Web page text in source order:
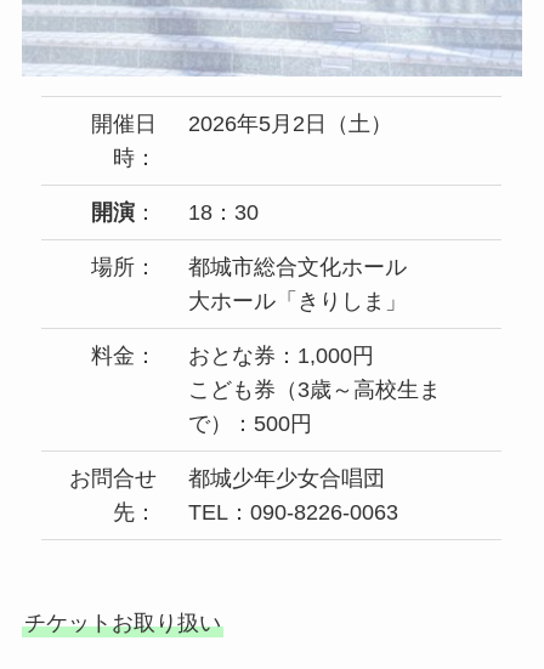
開催日
時：
2026年5月2日（土）
開演： 18：30
場所：
都城市総合文化ホール
大ホール「きりしま」
料金：
おとな券：1,000円
こども券（3歳～高校生ま
で）：500円
お問合せ
先：
都城少年少女合唱団
TEL：090-8226-0063
チケットお取り扱い